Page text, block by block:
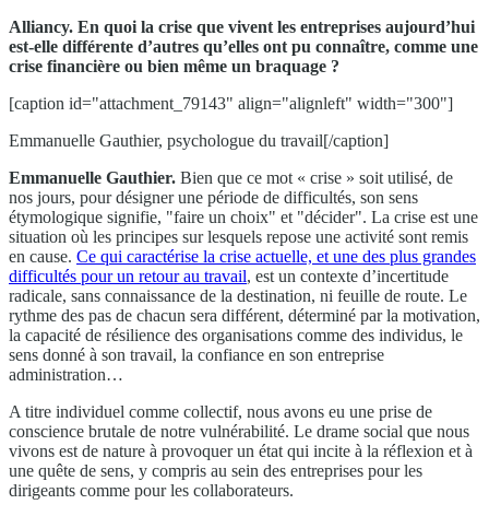
Alliancy. En quoi la crise que vivent les entreprises aujourd’hui
est-elle différente d’autres qu’elles ont pu connaître, comme une
crise financière ou bien même un braquage ?
[caption id="attachment_79143" align="alignleft" width="300"]
Emmanuelle Gauthier, psychologue du travail[/caption]
Emmanuelle Gauthier. Bien que ce mot « crise » soit utilisé, de
nos jours, pour désigner une période de difficultés, son sens
étymologique signifie, "faire un choix" et "décider". La crise est une
situation où les principes sur lesquels repose une activité sont remis
en cause. Ce qui caractérise la crise actuelle, et une des plus grandes
difficultés pour un retour au travail, est un contexte d’incertitude
radicale, sans connaissance de la destination, ni feuille de route. Le
rythme des pas de chacun sera différent, déterminé par la motivation,
la capacité de résilience des organisations comme des individus, le
sens donné à son travail, la confiance en son entreprise
administration…
A titre individuel comme collectif, nous avons eu une prise de
conscience brutale de notre vulnérabilité. Le drame social que nous
vivons est de nature à provoquer un état qui incite à la réflexion et à
une quête de sens, y compris au sein des entreprises pour les
dirigeants comme pour les collaborateurs.